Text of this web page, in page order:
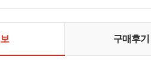
구매후기